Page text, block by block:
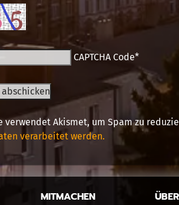
CAPTCHA Code*
verwendet Akismet, um Spam zu
verarbeitet werden.
MITMACHEN